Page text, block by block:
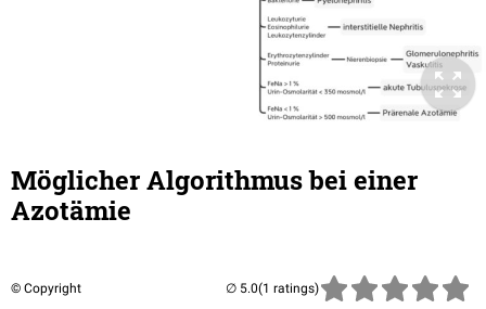
Möglicher Algorithmus bei einer
Azotämie
© Copyright (1 ratings)